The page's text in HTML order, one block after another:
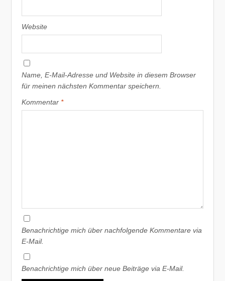
Website
Name, E-Mail-Adresse und Website in diesem Browser
für meinen nächsten Kommentar speichern.
Kommentar *
Benachrichtige mich über nachfolgende Kommentare via
E-Mail.
Benachrichtige mich über neue Beiträge via E-Mail.